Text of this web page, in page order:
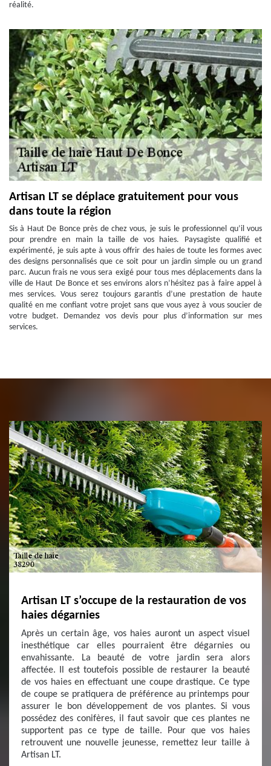
réalité.
Artisan LT se déplace gratuitement pour vous
dans toute la région
Sis à Haut De Bonce près de chez vous, je suis le professionnel qu’il vous
pour prendre en main la taille de vos haies. Paysagiste qualifié et
expérimenté, je suis apte à vous offrir des haies de toute les formes avec
des designs personnalisés que ce soit pour un jardin simple ou un grand
parc. Aucun frais ne vous sera exigé pour tous mes déplacements dans la
ville de Haut De Bonce et ses environs alors n’hésitez pas à faire appel à
mes services. Vous serez toujours garantis d’une prestation de haute
qualité en me confiant votre projet sans que vous ayez à vous soucier de
votre budget. Demandez vos devis pour plus d’information sur mes
services.
Artisan LT s’occupe de la restauration de vos
haies dégarnies
Après un certain âge, vos haies auront un aspect visuel
inesthétique car elles pourraient être dégarnies ou
envahissante. La beauté de votre jardin sera alors
affectée. Il est toutefois possible de restaurer la beauté
de vos haies en effectuant une coupe drastique. Ce type
de coupe se pratiquera de préférence au printemps pour
assurer le bon développement de vos plantes. Si vous
possédez des conifères, il faut savoir que ces plantes ne
supportent pas ce type de taille. Pour que vos haies
retrouvent une nouvelle jeunesse, remettez leur taille à
Artisan LT.